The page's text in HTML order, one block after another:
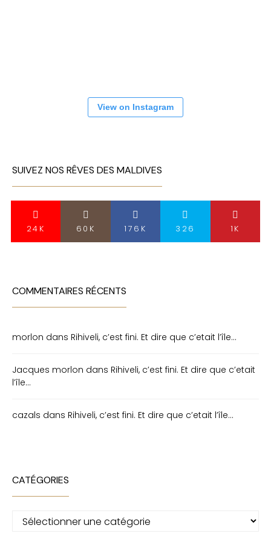
View on Instagram
SUIVEZ NOS RÊVES DES MALDIVES
24K 60K 176K 326 1K
COMMENTAIRES RÉCENTS
morlon dans Rihiveli, c’est fini. Et dire que c’etait l’île…
Jacques morlon dans Rihiveli, c’est fini. Et dire que c’etait
l’île…
cazals dans Rihiveli, c’est fini. Et dire que c’etait l’île…
CATÉGORIES
Catégories